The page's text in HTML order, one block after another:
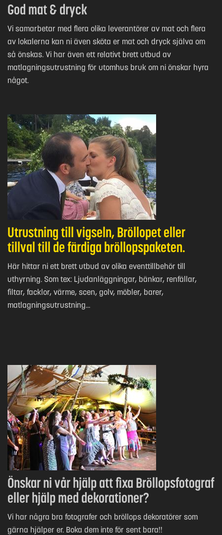
God mat & dryck
Vi samarbetar med flera olika leverantörer av mat och flera
av lokalerna kan ni även sköta er mat och dryck själva om
så önskas. Vi har även ett relativt brett utbud av
matlagningsutrustning för utomhus bruk om ni önskar hyra
något.
Utrustning till vigseln, Bröllopet eller
tillval till de färdiga bröllopspaketen.
Här hittar ni ett brett utbud av olika eventtillbehör till
uthyrning. Som tex: Ljudanläggningar, bänkar, renfällar,
filtar, facklor, värme, scen, golv, möbler, barer,
matlagningsutrustning...
Önskar ni vår hjälp att fixa Bröllopsfotograf
eller hjälp med dekorationer?
Vi har några bra fotografer och bröllops dekoratörer som
gärna hjälper er. Boka dem inte för sent bara!!